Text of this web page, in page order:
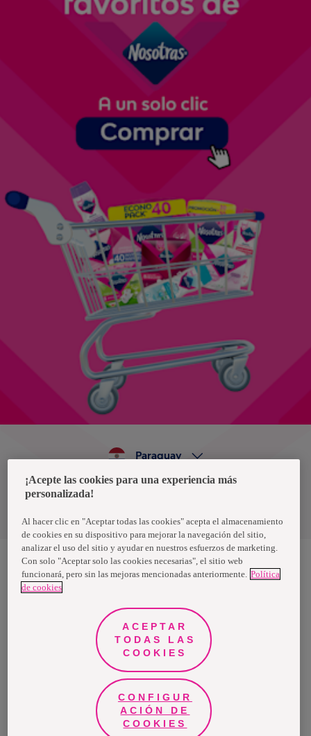
Política de privacidad de datos
Paraguay
Nosotras, una marca de Essity - una compañía global líder en
higiene y salud. Cada día, mil millones de personas, en todo el
propósito es romper barreras por el bienestar en beneficio de
consumidores, pacientes, cuidadores, clientes y la sociedad en
general. Vendemos en aproximadamente 150 países bajo las
principales marcas globales TENA y Tork, así como otras marcas
como Actimove, Cutimed, JOBST, Knix, Leukoplast, Libero, Libresse,
Lotus, Modibodi, Nosotras, Saba, Tempo, TOM Organic y Zewa. En
2024, Essity tuvo ventas de aproximadamente 13 mil millones de
euros y empleó a 36,000 personas. La sede de la compañía está
ubicada en Estocolmo, Suecia, y Essity cotiza en Nasdaq Estocolmo.
Más información enwww.essity.com.
¡Acepte las cookies para una experiencia más
personalizada!
Al hacer clic en "Aceptar todas las cookies" acepta el almacenamiento
de cookies en su dispositivo para mejorar la navegación del sitio,
analizar el uso del sitio y ayudar en nuestros esfuerzos de marketing.
Con solo "Aceptar solo las cookies necesarias", el sitio web
funcionará, pero sin las mejoras mencionadas anteriormente. Política
de cookies
ACEPTAR
TODAS LAS
COOKIES
CONFIGUR
ACIÓN DE
COOKIES